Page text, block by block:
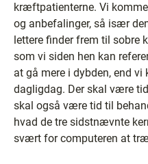
kræftpatienterne. Vi
og anbefalinger, så især
lettere finder frem til sobre
som vi siden hen kan
at gå mere i dybden, end vi
dagligdag. Der skal være
skal også være tid til
hvad de tre sidstnævnte
svært for computeren at